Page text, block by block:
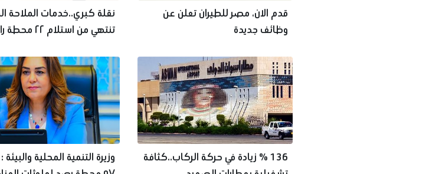
قدم الان، مصر للطيران تعلن عن
وظائف جديدة
نقلة كبري..خدمات الملاحة
تنتهي من استلام ٢٢ محطة رادار
136 % زيادة في حركة الركاب..كثافة
وزيرة التنمية المحلية والبيئة